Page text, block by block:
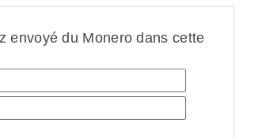
envoyé du Monero dans cette